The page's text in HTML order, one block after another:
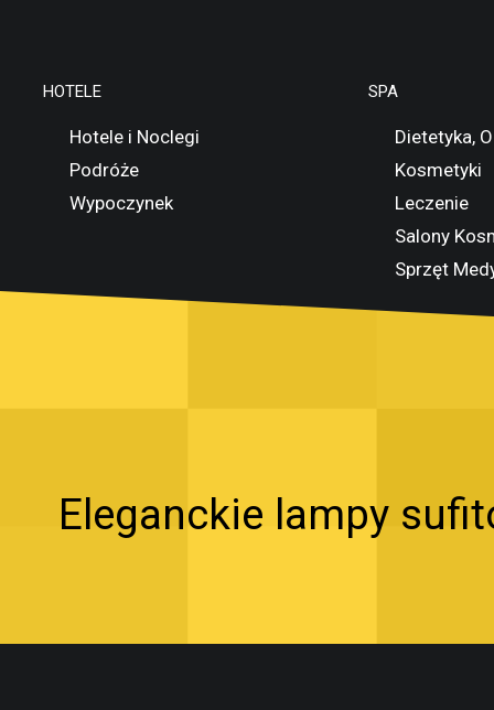
HOTELE
Hotele i Noclegi
Podróże
Wypoczynek
SPA
Dietetyka,
Kosmetyki
Leczenie
Salony
Sprzęt
Eleganckie lampy